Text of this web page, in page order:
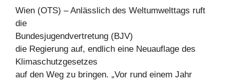
Wien (OTS) – Anlässlich des Weltumwelttags ruft
die
Bundesjugendvertretung (BJV)
die Regierung auf, endlich eine Neuauflage des
Klimaschutzgesetzes
auf den Weg zu bringen. „Vor rund einem Jahr